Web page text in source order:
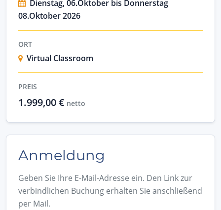
Dienstag, 06.Oktober bis Donnerstag
08.Oktober 2026
ORT
Virtual Classroom
PREIS
1.999,00 € netto
Anmeldung
Geben Sie Ihre E-Mail-Adresse ein. Den Link zur
verbindlichen Buchung erhalten Sie anschließend
per Mail.